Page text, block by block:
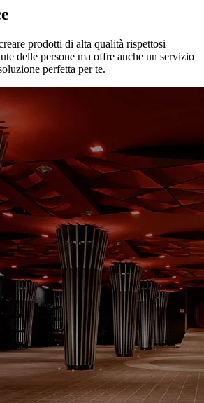
prodotti di alta qualità rispettosi
delle persone ma offre anche un servizio
perfetta per te.